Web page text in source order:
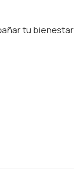
tu bienestar